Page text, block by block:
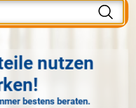
nutzen
bestens beraten.